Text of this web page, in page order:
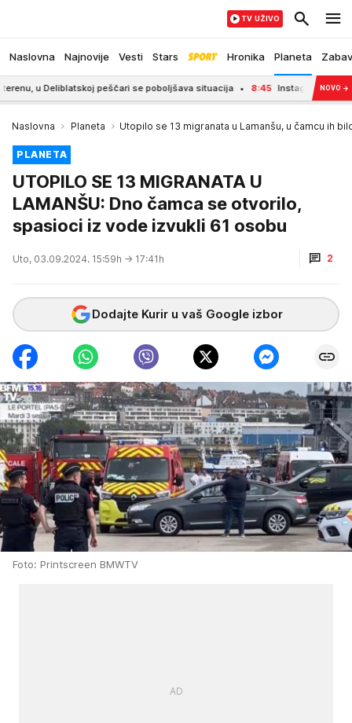
Naslovna Najnovije Vesti Stars Hronika Planeta
TV UŽIVO
u Deliblatskoj peščari se poboljšava situacija 8:45 Instagram laže, život
NOVO →
Naslovna Planeta Utopilo se 13 migranata u Lamanšu, u čamcu ih
PLANETA
UTOPILO SE 13 MIGRANATA U
LAMANŠU: Dno čamca se otvorilo,
spasioci iz vode izvukli 61 osobu
Uto, 03.09.2024. 15:59h → 17:41h 2
Dodajte Kurir u vaš Google izbor
Foto: Printscreen BMWTV